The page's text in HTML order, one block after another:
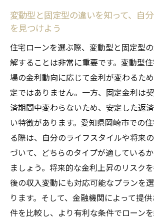
流れ
地元銀行と大手銀行の住宅ロ
変動型住宅ローンを選ぶ際の注意
ローン契約前に確認すべき重
変動型ローン選択時のリスク
契約後に金利が変わった場合
無料相談の活用法と専門家か
ドバイス
住宅ローン契約時の失敗を防
ローン契約後に注意すべき点
要性
岡崎市で安心して住宅購入を進め
計画
変動型と固定型の違いを知って、自
を見つけよう
住宅ローンを選ぶ際、変動型と固定型
解することは非常に重要です。変動型
場の金利動向に応じて金利が変わるた
定ではありません。一方、固定金利は
済期間中変わらないため、安定した返
い特徴があります。愛知県岡崎市での
る際は、自分のライフスタイルや将来
づいて、どちらのタイプが適している
ましょう。将来的な金利上昇のリスク
後の収入変動にも対応可能なプランを
ります。そして、金融機関によって提
件を比較し、より有利な条件でローン